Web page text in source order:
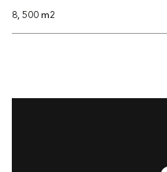
8, 500 m2